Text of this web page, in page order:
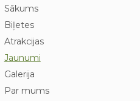
Sākums
Biļetes
Atrakcijas
Jaunumi
Galerija
Par mums